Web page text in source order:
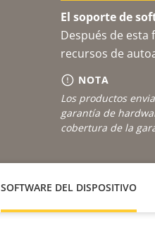
El soporte de
Después de
recursos de
NOTA
Los productos
garantía de
cobertura de la
SOFTWARE DEL DISPOSITIVO